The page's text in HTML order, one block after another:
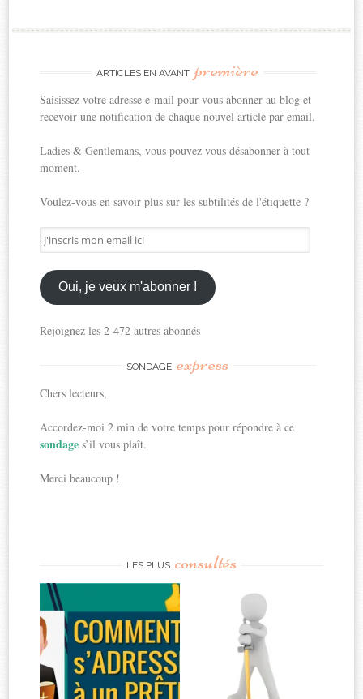
ARTICLES EN AVANT première
Saisissez votre adresse e-mail pour vous abonner au blog et
recevoir une notification de chaque nouvel article par email.
Ladies & Gentlemans, vous pouvez vous désabonner à tout
moment.
Voulez-vous en savoir plus sur les subtilités de l'étiquette ?
J'inscris
mon
email
ici
Oui, je veux m'abonner !
Rejoignez les 2 472 autres abonnés
SONDAGE express
Chers lecteurs,
Accordez-moi 2 min de votre temps pour répondre à ce
sondages’il vous plaît.
Merci beaucoup !
LES PLUS consultés